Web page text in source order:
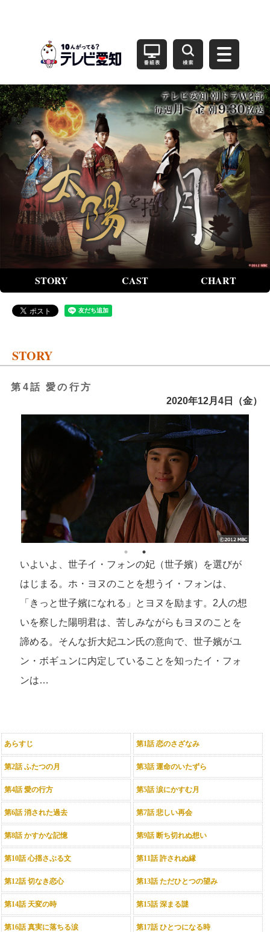
STORY CAST CHART
STORY
第4話 愛の行方
2020年12月4日（金）
いよいよ、世子イ・フォンの妃（世子嬪）を選びが
はじまる。ホ・ヨヌのことを想うイ・フォンは、
「きっと世子嬪になれる」とヨヌを励ます。2人の想
いを察した陽明君は、苦しみながらもヨヌのことを
諦める。そんな折大妃ユン氏の意向で、世子嬪がユ
ン・ボギュンに内定していることを知ったイ・フォ
ンは…
あらすじ 第1話 恋のさざなみ
第2話 ふたつの月 第3話 運命のいたずら
第4話 愛の行方 第5話 涙にかすむ月
第6話 消された過去 第7話 悲しい再会
第8話 かすかな記憶 第9話 断ち切れぬ想い
第10話 心揺さぶる文 第11話 許されぬ縁
第12話 切なき恋心 第13話 ただひとつの望み
第14話 天変の時 第15話 深まる謎
第16話 真実に落ちる涙 第17話 ひとつになる時